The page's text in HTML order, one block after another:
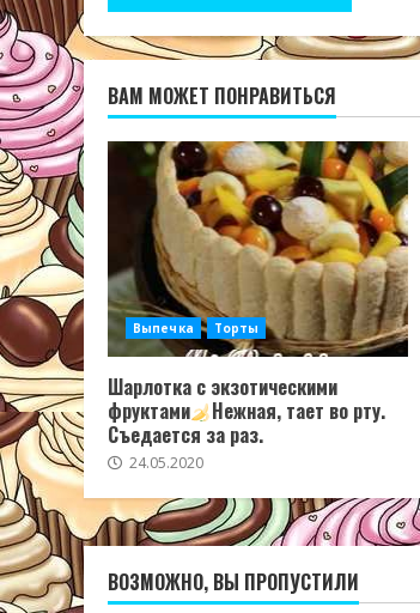
ВАМ МОЖЕТ ПОНРАВИТЬСЯ
Выпечка Торты
Шарлотка с экзотическими
фруктами
Нежная, тает во рту.
Съедается за раз.
24.05.2020
ВОЗМОЖНО, ВЫ ПРОПУСТИЛИ